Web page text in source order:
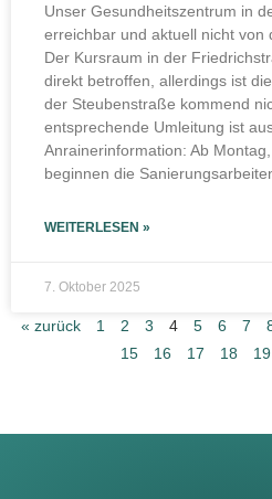
Unser Gesundheitszentrum in
erreichbar und aktuell nicht von
Der Kursraum in der
direkt betroffen, allerdings ist
der Steubenstraße kommend
entsprechende Umleitung ist
Anrainerinformation: Ab
beginnen die
WEITERLESEN »
7. Oktober 2025
« zurück 1 2 3 4 5 6 7
15
16 17 18 19